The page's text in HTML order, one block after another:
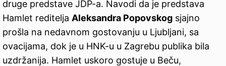
druge predstave JDP-a. Navodi da je predstava
Hamlet reditelja Aleksandra Popovskog sjajno
prošla na nedavnom gostovanju u Ljubljani, sa
ovacijama, dok je u HNK-u u Zagrebu publika bila
uzdržanija. Hamlet uskoro gostuje u Beču,